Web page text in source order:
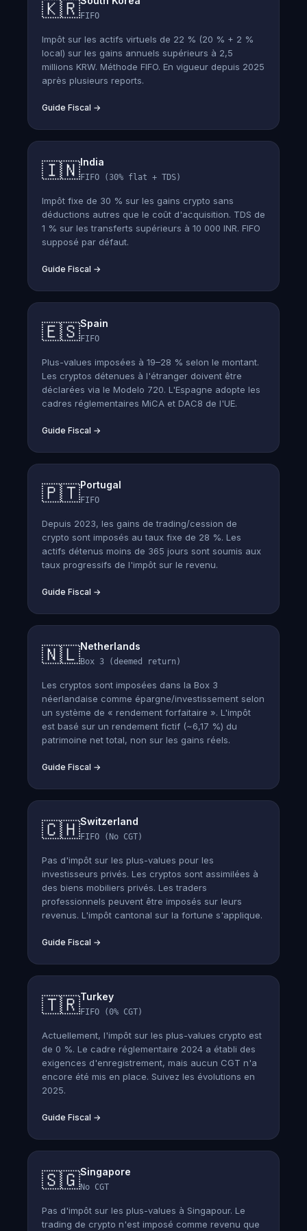
🇰🇷FIFO
Impôt sur les actifs virtuels de 22 % (20 % + 2 %
local) sur les gains annuels supérieurs à 2,5
millions KRW. Méthode FIFO. En vigueur depuis 2025
après plusieurs reports.
Guide Fiscal →
🇮🇳India
FIFO (30% flat + TDS)
Impôt fixe de 30 % sur les gains crypto sans
déductions autres que le coût d'acquisition. TDS de
1 % sur les transferts supérieurs à 10 000 INR. FIFO
supposé par défaut.
Guide Fiscal →
🇪🇸Spain
FIFO
Plus-values imposées à 19–28 % selon le montant.
Les cryptos détenues à l'étranger doivent être
déclarées via le Modelo 720. L'Espagne adopte les
cadres réglementaires MiCA et DAC8 de l'UE.
Guide Fiscal →
🇵🇹Portugal
FIFO
Depuis 2023, les gains de trading/cession de
crypto sont imposés au taux fixe de 28 %. Les
actifs détenus moins de 365 jours sont soumis aux
taux progressifs de l'impôt sur le revenu.
Guide Fiscal →
🇳🇱Netherlands
Box 3 (deemed return)
Les cryptos sont imposées dans la Box 3
néerlandaise comme épargne/investissement selon
un système de « rendement forfaitaire ». L'impôt
est basé sur un rendement fictif (~6,17 %) du
patrimoine net total, non sur les gains réels.
Guide Fiscal →
🇨🇭Switzerland
FIFO (No CGT)
Pas d'impôt sur les plus-values pour les
investisseurs privés. Les cryptos sont assimilées à
des biens mobiliers privés. Les traders
professionnels peuvent être imposés sur leurs
revenus. L'impôt cantonal sur la fortune s'applique.
Guide Fiscal →
🇹🇷Turkey
FIFO (0% CGT)
Actuellement, l'impôt sur les plus-values crypto est
de 0 %. Le cadre réglementaire 2024 a établi des
exigences d'enregistrement, mais aucun CGT n'a
encore été mis en place. Suivez les évolutions en
2025.
Guide Fiscal →
🇸🇬Singapore
No CGT
Pas d'impôt sur les plus-values à Singapour. Le
trading de crypto n'est imposé comme revenu que